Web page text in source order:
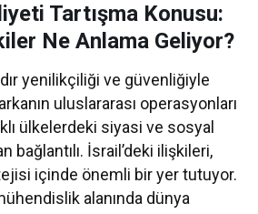
Tartışma Konusu:
Ne Anlama Geliyor?
yenilikçiliği ve güvenliğiyle
uluslararası operasyonları
ülkelerdeki siyasi ve sosyal
bağlantılı. İsrail’deki ilişkileri,
içinde önemli bir yer tutuyor.
alanında dünya